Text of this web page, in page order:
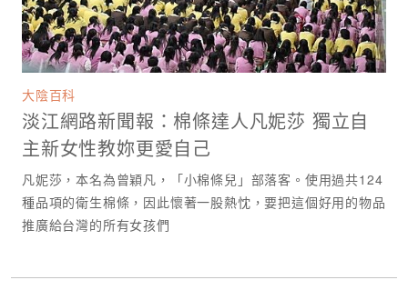
大陰百科
淡江網路新聞報：棉條達人凡妮莎 獨立自
主新女性教妳更愛自己
凡妮莎，本名為曾穎凡，「小棉條兒」部落客。使用過共124
種品項的衛生棉條，因此懷著一股熱忱，要把這個好用的物品
推廣給台灣的所有女孩們